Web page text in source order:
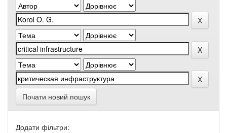
Почати новий пошук
Додати фільтри: